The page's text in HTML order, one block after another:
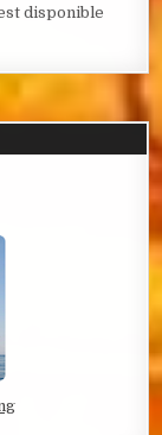
disponible